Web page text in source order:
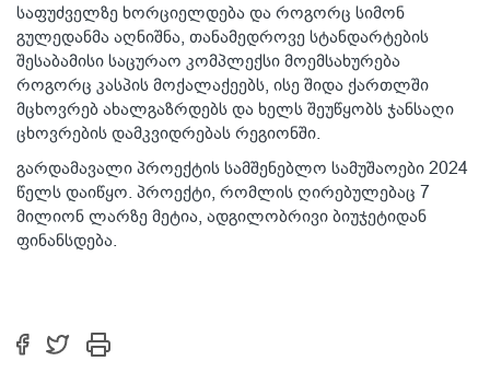
საფუძველზე ხორციელდება და როგორც სიმონ
გულედანმა აღნიშნა, თანამედროვე სტანდარტების
შესაბამისი საცურაო კომპლექსი მოემსახურება
როგორც კასპის მოქალაქეებს, ისე შიდა ქართლში
მცხოვრებ ახალგაზრდებს და ხელს შეუწყობს ჯანსაღი
ცხოვრების დამკვიდრებას რეგიონში.
გარდამავალი პროექტის სამშენებლო სამუშაოები 2024
წელს დაიწყო. პროექტი, რომლის ღირებულებაც 7
მილიონ ლარზე მეტია, ადგილობრივი ბიუჯეტიდან
ფინანსდება.